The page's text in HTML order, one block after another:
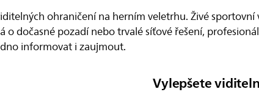
ohraničení na herním veletrhu. Živé sportovní
o dočasné pozadí nebo trvalé síťové řešení,
informovat i zaujmout.
Vylepšete